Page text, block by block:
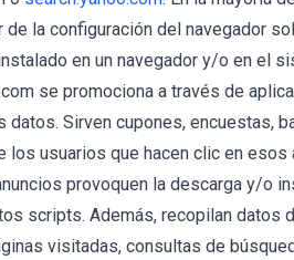
la configuración del navegador
en un navegador y/o en el
se promociona a través de
Sirven cupones, encuestas,
usuarios que hacen clic en esos
provoquen la descarga y/o
scripts. Además, recopilan datos
visitadas, consultas de